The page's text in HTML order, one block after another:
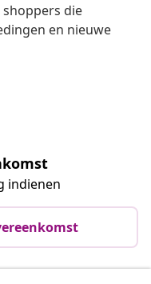
shoppers die
en nieuwe
indienen